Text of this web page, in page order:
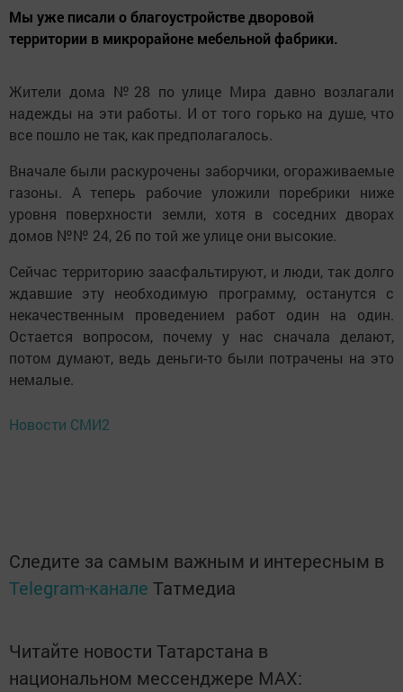
Мы уже писали о благоустройстве дворовой
территории в микрорайоне мебельной фабрики.
Жители дома №28 по улице Мира давно возлагали
надежды на эти работы. И от того горько на душе, что
все пошло не так, как предполагалось.
Вначале были раскурочены заборчики, огораживаемые
газоны. А теперь рабочие уложили поребрики ниже
уровня поверхности земли, хотя в соседних дворах
домов №№ 24, 26 по той же улице они высокие.
Сейчас территорию заасфальтируют, и люди, так долго
ждавшие эту необходимую программу, останутся с
некачественным проведением работ один на один.
Остается вопросом, почему у нас сначала делают,
потом думают, ведь деньги-то были потрачены на это
немалые.
Новости СМИ2
Следите за самым важным и интересным в
Telegram-канале Татмедиа
Читайте новости Татарстана в
национальном мессенджере MАХ: